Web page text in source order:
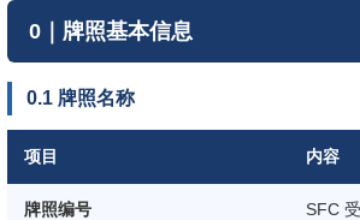
0｜牌照基本信息
0.1 牌照名称
项目 内容
牌照编号 SFC